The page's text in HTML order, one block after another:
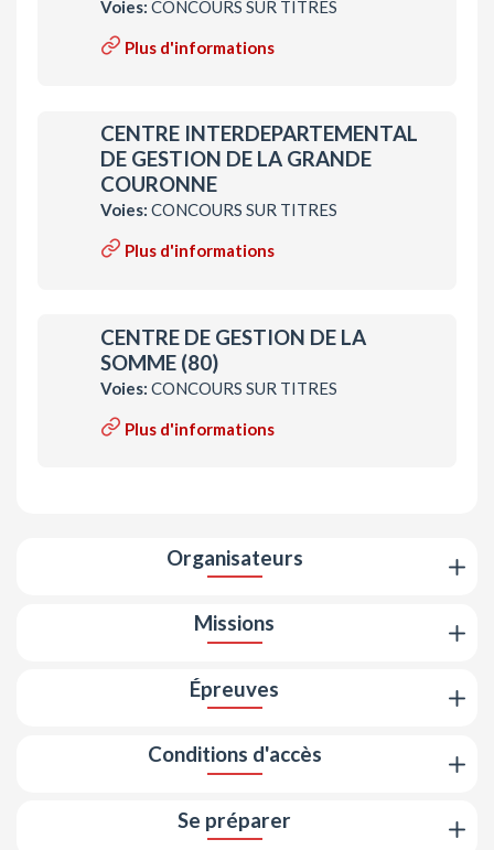
Voies: CONCOURS SUR TITRES
Plus d'informations
CENTRE INTERDEPARTEMENTAL
DE GESTION DE LA GRANDE
COURONNE
Voies: CONCOURS SUR TITRES
Plus d'informations
CENTRE DE GESTION DE LA
SOMME (80)
Voies: CONCOURS SUR TITRES
Plus d'informations
Organisateurs
Missions
Épreuves
Conditions d'accès
Se préparer